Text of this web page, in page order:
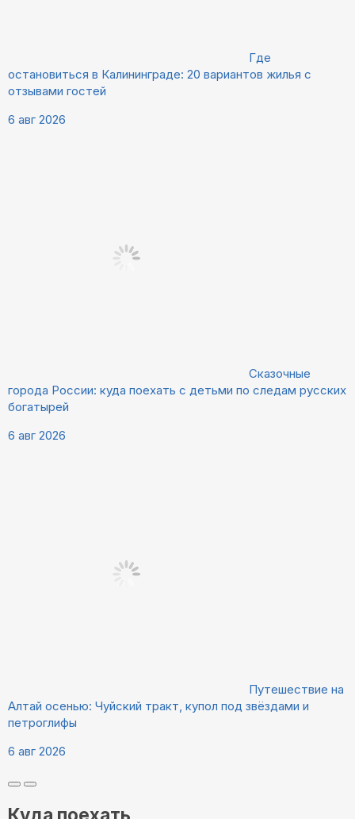
Где
остановиться в Калининграде: 20 вариантов жилья с
отзывами гостей
6 авг 2026
Сказочные
города России: куда поехать с детьми по следам русских
богатырей
6 авг 2026
Путешествие на
Алтай осенью: Чуйский тракт, купол под звёздами и
петроглифы
6 авг 2026